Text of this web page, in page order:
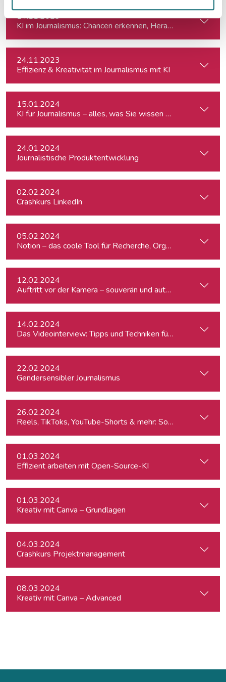
14.11.2023
KI im Journalismus: Chancen erkennen, Herausforderungen
24.11.2023
Effizienz & Kreativität im Journalismus mit KI
15.01.2024
KI für Journalismus – alles, was Sie wissen müssen
24.01.2024
Journalistische Produktentwicklung
02.02.2024
Crashkurs LinkedIn
05.02.2024
Notion – das coole Tool für Recherche, Organisation &
12.02.2024
Auftritt vor der Kamera – souverän und authentisch
14.02.2024
Das Videointerview: Tipps und Techniken für TV und Web
22.02.2024
Gendersensibler Journalismus
26.02.2024
Reels, TikToks, YouTube-Shorts & mehr: Social Media-
01.03.2024
Effizient arbeiten mit Open-Source-KI
01.03.2024
Kreativ mit Canva – Grundlagen
04.03.2024
Crashkurs Projektmanagement
08.03.2024
Kreativ mit Canva – Advanced